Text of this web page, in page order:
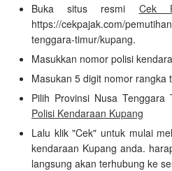
Buka situs resmi Cek
https://cekpajak.com/
tenggara-timur/kupang.
Masukkan nomor polisi
Masukan 5 digit nomor rangka
Pilih Provinsi Nusa Tenggara
Polisi Kendaraan Kupang
Lalu klik "Cek" untuk mulai
kendaraan Kupang anda.
langsung akan terhubung ke